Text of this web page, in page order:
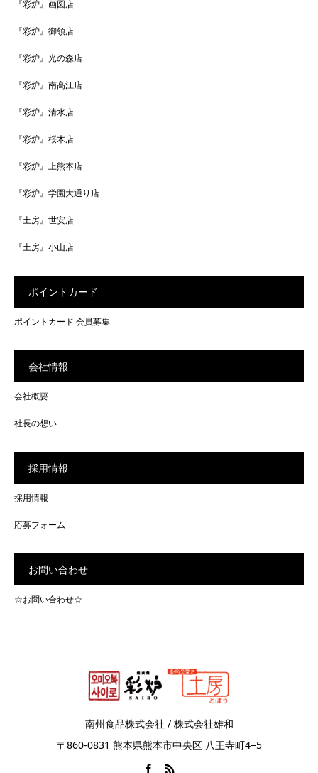
『彩炉』画図店
『彩炉』御領店
『彩炉』光の森店
『彩炉』南高江店
『彩炉』清水店
『彩炉』桜木店
『彩炉』上熊本店
『彩炉』学園大通り店
『土房』世安店
『土房』小山店
ポイントカード
ポイントカード 会員募集
会社情報
会社概要
社長の想い
採用情報
採用情報
応募フォーム
お問い合わせ
☆お問い合わせ☆
南州食品株式会社 / 株式会社雄和
〒860-0831 熊本県熊本市中央区 八王寺町4−5